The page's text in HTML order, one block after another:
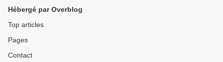
Hébergé par Overblog
Top articles
Pages
Contact